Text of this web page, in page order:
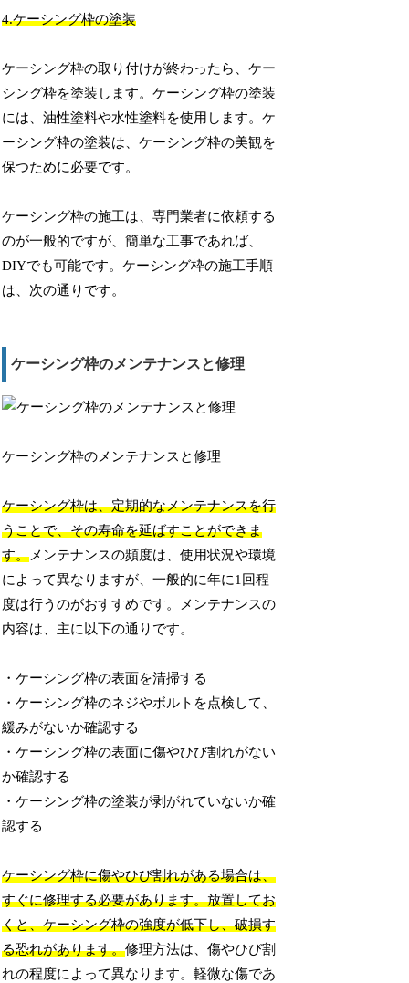
4.ケーシング枠の塗装
ケーシング枠の取り付けが終わったら、ケー
シング枠を塗装します。ケーシング枠の塗装
には、油性塗料や水性塗料を使用します。ケ
ーシング枠の塗装は、ケーシング枠の美観を
保つために必要です。
ケーシング枠の施工は、専門業者に依頼する
のが一般的ですが、簡単な工事であれば、
DIYでも可能です。ケーシング枠の施工手順
は、次の通りです。
ケーシング枠のメンテナンスと修理
ケーシング枠のメンテナンスと修理
ケーシング枠は、定期的なメンテナンスを行
うことで、その寿命を延ばすことができま
す。メンテナンスの頻度は、使用状況や環境
によって異なりますが、一般的に年に1回程
度は行うのがおすすめです。メンテナンスの
内容は、主に以下の通りです。
・ケーシング枠の表面を清掃する
・ケーシング枠のネジやボルトを点検して、
緩みがないか確認する
・ケーシング枠の表面に傷やひび割れがない
か確認する
・ケーシング枠の塗装が剥がれていないか確
認する
ケーシング枠に傷やひび割れがある場合は、
すぐに修理する必要があります。放置してお
くと、ケーシング枠の強度が低下し、破損す
る恐れがあります。修理方法は、傷やひび割
れの程度によって異なります。軽微な傷であ